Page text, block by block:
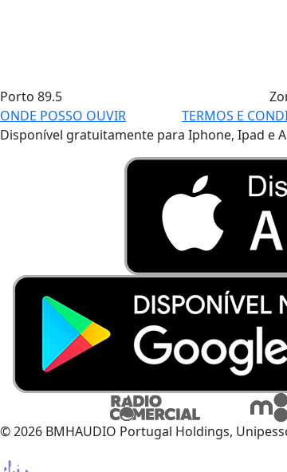
Porto 89.5
ONDE POSSO OUVIR
TERMOS E
Disponível gratuitamente para Iphone, Ipad e
© 2026 BMHAUDIO Portugal Holdings,